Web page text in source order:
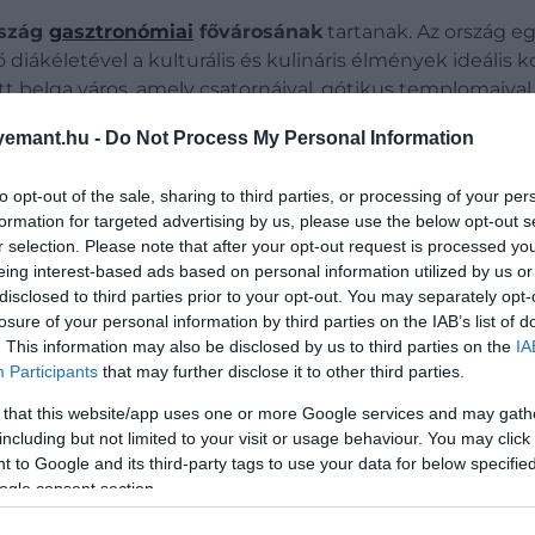
- Do Not Process My Personal Information
opt-out of the sale, sharing to third parties, or processing of your
for targeted advertising by us, please use the below opt-out
selection. Please note that after your opt-out request is processed
interest-based ads based on personal information utilized by us
to third parties prior to your opt-out. You may separately
of your personal information by third parties on the IAB’s list of
This information may also be disclosed by us to third parties on the
Participants that may further disclose it to other third parties.
that this website/app uses one or more Google services and may
but not limited to your visit or usage behaviour. You may
to Google and its third-party tags to use your data for below
consent section.
gasztronómiai fővárosának tartanak. Az ország
diákéletével a kulturális és kulináris élmények ideális
belga város, amely csatornáival, gótikus
amely Európa egyik legnagyobb épen maradt
templomokkal és élénk utcai élettel. Szorosan követi
illő vár egyedi hangulatot teremtenek. Az első
kénes fürdőivel egyre több európai utazó figyelmét